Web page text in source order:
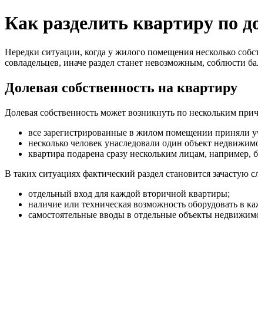
Как разделить квартиру по
Нередки ситуации, когда у жилого помещения несколько
совладельцев, иначе раздел станет невозможным, соблюсти
Долевая собственность на квартиру
Долевая собственность может возникнуть по нескольким
все зарегистрированные в жилом помещении приняли
несколько человек унаследовали один объект
квартира подарена сразу нескольким лицам,
В таких ситуациях фактический раздел становится
отдельный вход для каждой вторичной квартиры;
наличие или техническая возможность оборудовать
самостоятельные вводы в отдельные объекты